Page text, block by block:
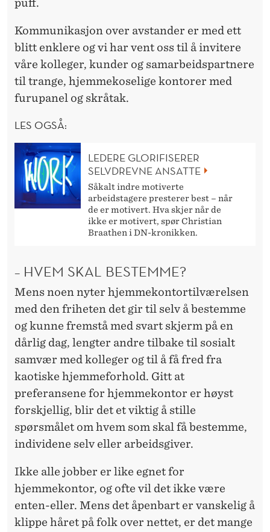
Kommunikasjon over avstander er med ett
blitt enklere og vi har vent oss til å invitere
våre kolleger, kunder og samarbeidspartnere
til trange, hjemmekoselige kontorer med
furupanel og skråtak.
LES OGSÅ:
LEDERE GLORIFISERER
SELVDREVNE ANSATTE
Såkalt indre motiverte
arbeidstagere presterer best – når
de er motivert. Hva skjer når de
ikke er motivert, spør Christian
Braathen i DN-kronikken.
– HVEM SKAL BESTEMME?
Mens noen nyter hjemmekontortilværelsen
med den friheten det gir til selv å bestemme
og kunne fremstå med svart skjerm på en
dårlig dag, lengter andre tilbake til sosialt
samvær med kolleger og til å få fred fra
kaotiske hjemmeforhold. Gitt at
preferansene for hjemmekontor er høyst
forskjellig, blir det et viktig å stille
spørsmålet om hvem som skal få bestemme,
individene selv eller arbeidsgiver.
Ikke alle jobber er like egnet for
hjemmekontor, og ofte vil det ikke være
enten-eller. Mens det åpenbart er vanskelig å
klippe håret på folk over nettet, er det mange